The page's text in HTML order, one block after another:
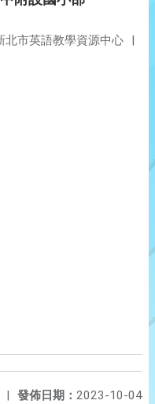
北市英語教學資源中心 |
發佈日期： 2023-10-04
|